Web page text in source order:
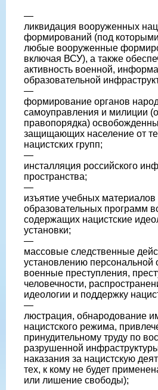
—
ликвидация вооруженных
формирований (под
любые вооруженные
включая ВСУ), а также
активность военной,
образовательной
—
формирование органов
самоуправления и милиции
правопорядка)
защищающих население от
нацистских групп;
—
инсталляция российского
пространства;
—
изъятие учебных материалов
образовательных программ
содержащих нацистские
установки;
—
массовые следственные
установлению персональной
военные преступления,
человечности,
идеологии и поддержку
—
люстрация, обнародование
нацистского режима,
принудительному труду по
разрушенной
наказания за нацистскую
тех, к кому не будет
или лишение свободы);